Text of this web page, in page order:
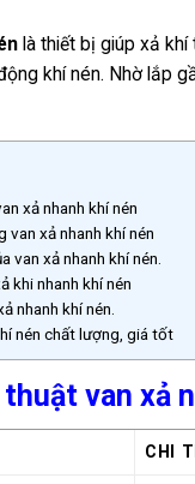
là thiết bị giúp xả
khí nén. Nhờ lắp
xả nhanh khí nén
van xả nhanh khí nén
van xả nhanh khí nén.
khi nhanh khí nén
nhanh khí nén.
nén chất lượng, giá tốt
van xả
CHI